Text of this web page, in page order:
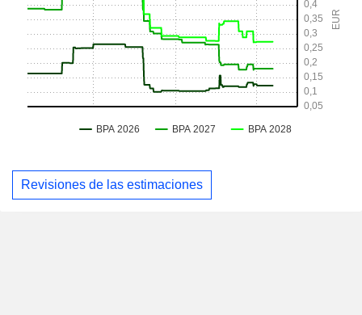
Revisiones de las estimaciones